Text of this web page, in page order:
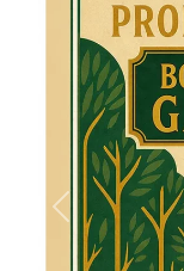
Précédent